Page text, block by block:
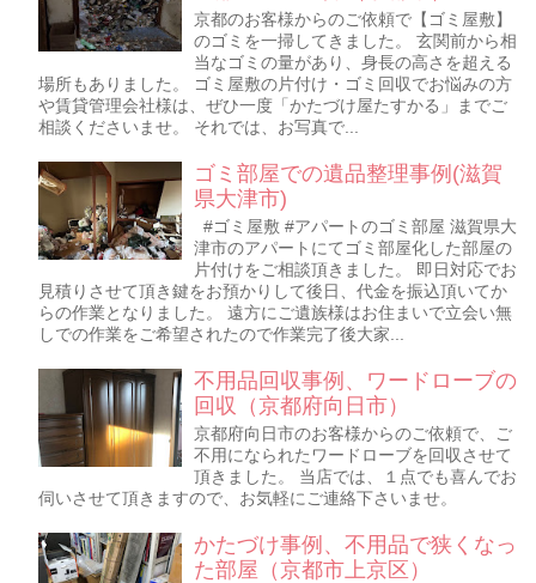
京都のお客様からのご依頼で【ゴミ屋敷】
のゴミを一掃してきました。 玄関前から相
当なゴミの量があり、身長の高さを超える
場所もありました。 ゴミ屋敷の片付け・ゴミ回収でお悩みの方
や賃貸管理会社様は、ぜひ一度「かたづけ屋たすかる」までご
相談くださいませ。 それでは、お写真で...
ゴミ部屋での遺品整理事例(滋賀
県大津市)
#ゴミ屋敷 #アパートのゴミ部屋 滋賀県大
津市のアパートにてゴミ部屋化した部屋の
片付けをご相談頂きました。 即日対応でお
見積りさせて頂き鍵をお預かりして後日、代金を振込頂いてか
らの作業となりました。 遠方にご遺族様はお住まいで立会い無
しでの作業をご希望されたので作業完了後大家...
不用品回収事例、ワードローブの
回収（京都府向日市）
京都府向日市のお客様からのご依頼で、ご
不用になられたワードローブを回収させて
頂きました。 当店では、１点でも喜んでお
伺いさせて頂きますので、お気軽にご連絡下さいませ。
かたづけ事例、不用品で狭くなっ
た部屋（京都市上京区）